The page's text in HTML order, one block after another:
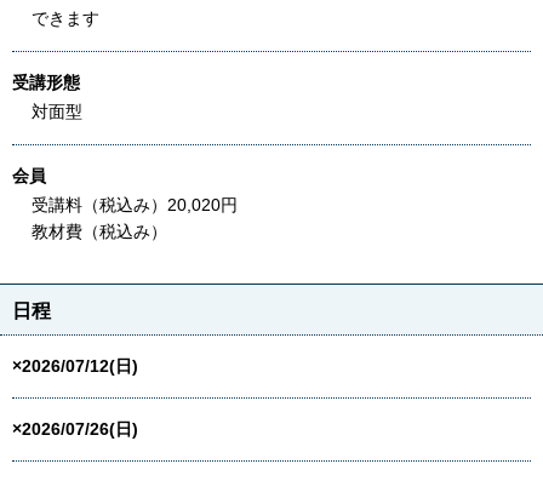
できます
受講形態
対面型
会員
受講料（税込み）20,020円
教材費（税込み）
日程
×2026/07/12(日)
×2026/07/26(日)